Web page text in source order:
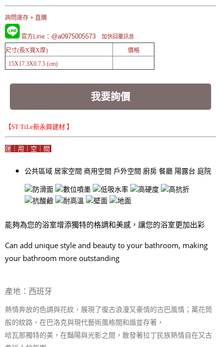
詢問庫存 + 直購
官方Line ：@a0975005573 加快回覆訊息
尺寸(長X寬X厚)
價格
15X17.3X0.7.5 (cm)
我要詢價
【ST TiLe新永興建材 】
運｜用｜空｜間
公共區域 居家空間 商用空間 戶外空間 廚房 餐廳 陽露台 庭院
能夠為您的浴室增添獨特的格調和美感，讓您的浴室更加出彩
Can add unique style and beauty to your bathroom, making
your bathroom more outstanding
產地：西班牙
熱情奔放的色調與花紋，展現了復古浪漫又豪情的古巴風情；萬花筒
般的紋路，在巴洛克與現代藝術風格間和諧並存著，
哈瓦那獨特的美，在豔陽與光影之間，散發著拉丁民族熱情自在又古